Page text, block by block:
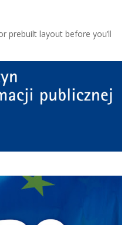
prebuilt layout before you’ll